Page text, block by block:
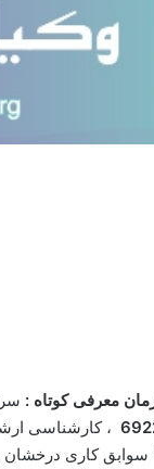
معرفی کوتاه :
، کارشناسی
کاری درخشان